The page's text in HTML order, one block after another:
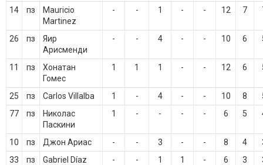
14 пз
Mauricio
Martinez
- - 1 - - 12 7
26 пз
Яир
Арисменди
- - 4 - - 10 6
11 пз
Хонатан
Гомес
1 1 1 - - 12 6
25 пз Carlos Villalba 1 - 4 - - 10 8
77
пз
Николас
Паскини
1 - - - - 6 5
10 пз Джон Ариас - - 3 - - 8 4
33
пз Gabriel Díaz - - 1 1 - 6 3